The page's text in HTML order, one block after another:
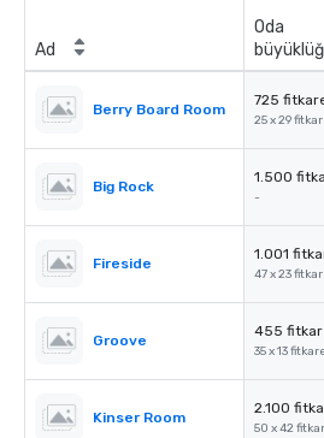
Ad
Oda
Berry Board Room
725
25 x 29
Big Rock
1.500
-
Fireside
1.001
47 x 23
Groove
455
35 x 13
Kinser Room
2.100
50 x 42